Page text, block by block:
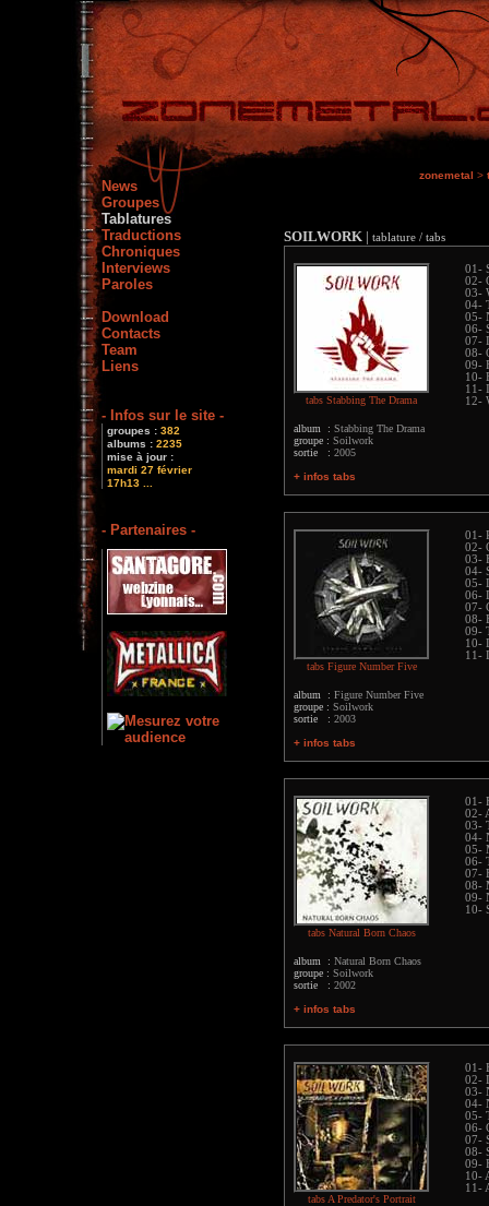
News
Groupes
Tablatures
Traductions
Chroniques
Interviews
Paroles
Download
Contacts
Team
Liens
- Infos sur le site -
groupes : 382
albums : 2235
mise à jour :
mardi 27 février
17h13 ...
- Partenaires -
zonemetal >
SOILWORK | tablature / tabs
tabs Stabbing The Drama
album : Stabbing The Drama
groupe : Soilwork
sortie : 2005
+ infos tabs
01-
02-
03-
04-
05-
06-
07-
08-
09-
10-
11-
12-
tabs Figure Number Five
album : Figure Number Five
groupe : Soilwork
sortie : 2003
+ infos tabs
01-
02-
03-
04-
05-
06-
07-
08-
09-
10-
11-
tabs Natural Born Chaos
album : Natural Born Chaos
groupe : Soilwork
sortie : 2002
+ infos tabs
01-
02-
03-
04-
05-
06-
07-
08-
09-
10-
tabs A Predator's Portrait
01-
02-
03-
04-
05-
06-
07-
08-
09-
10-
11-